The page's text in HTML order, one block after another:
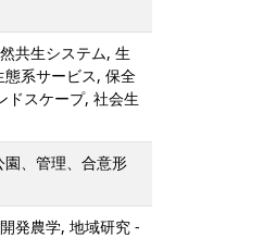
共生システム, 生
系サービス, 保全
ドスケープ, 社会生
、管理、合意形
発農学, 地域研究 -